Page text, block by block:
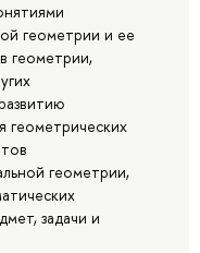
геометрии и ее
геометрии,
геометрических
геометрии,
задачи и